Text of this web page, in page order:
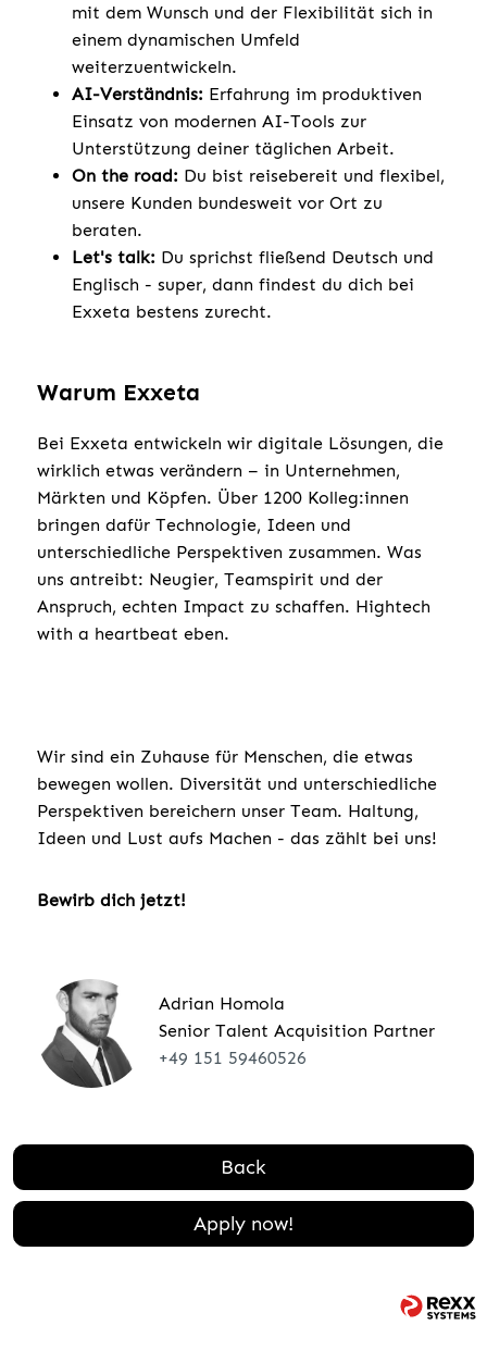
mit dem Wunsch und der Flexibilität sich in
einem dynamischen Umfeld
weiterzuentwickeln.
AI-Verständnis: Erfahrung im produktiven
Einsatz von modernen AI-Tools zur
Unterstützung deiner täglichen Arbeit.
On the road: Du bist reisebereit und flexibel,
unsere Kunden bundesweit vor Ort zu
beraten.
Let's talk: Du sprichst fließend Deutsch und
Englisch - super, dann findest du dich bei
Exxeta bestens zurecht.
Warum Exxeta
Bei Exxeta entwickeln wir digitale Lösungen, die
wirklich etwas verändern – in Unternehmen,
Märkten und Köpfen. Über 1200 Kolleg:innen
bringen dafür Technologie, Ideen und
unterschiedliche Perspektiven zusammen. Was
uns antreibt: Neugier, Teamspirit und der
Anspruch, echten Impact zu schaffen. Hightech
with a heartbeat eben.
Wir sind ein Zuhause für Menschen, die etwas
bewegen wollen. Diversität und unterschiedliche
Perspektiven bereichern unser Team. Haltung,
Ideen und Lust aufs Machen - das zählt bei uns!
Bewirb dich jetzt!
Adrian Homola
Senior Talent Acquisition Partner
+49 151 59460526
Back
Apply now!